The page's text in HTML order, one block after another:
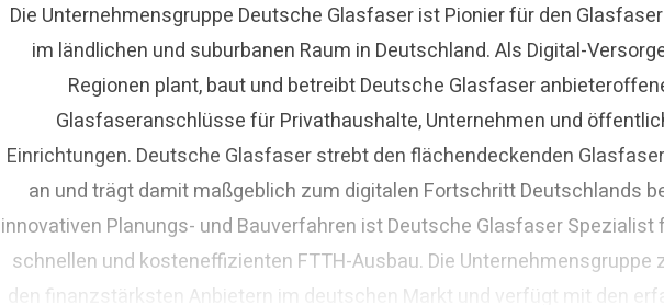
Die Unternehmensgruppe Deutsche Glasfaser ist Pionier für den
im ländlichen und suburbanen Raum in Deutschland. Als Digital-
Regionen plant, baut und betreibt Deutsche Glasfaser
Glasfaseranschlüsse für Privathaushalte, Unternehmen und
Einrichtungen. Deutsche Glasfaser strebt den flächendeckenden
an und trägt damit maßgeblich zum digitalen Fortschritt Deutschlands
innovativen Planungs- und Bauverfahren ist Deutsche Glasfaser Spezialist
schnellen und kosteneffizienten FTTH-Ausbau. Die Unternehmensgruppe
den finanzstärksten Anbietern im deutschen Markt und verfügt mit den